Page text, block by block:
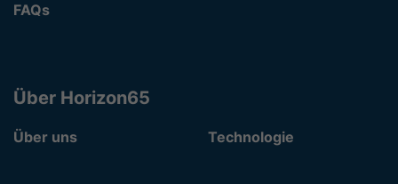
FAQs
Über Horizon65
Über uns Technologie